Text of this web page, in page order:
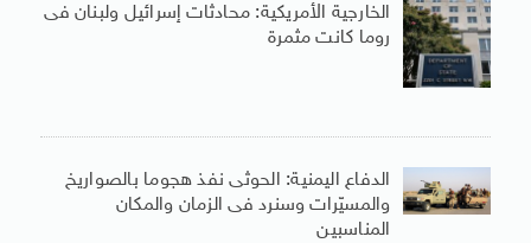
الخارجية الأمريكية: محادثات إسرائيل ولبنان فى
روما كانت مثمرة
الدفاع اليمنية: الحوثى نفذ هجوما بالصواريخ
والمسيّرات وسنرد فى الزمان والمكان
المناسبين